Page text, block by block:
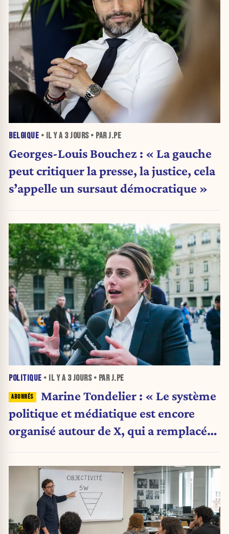
BELGIQUE • IL Y A 3 JOURS• PAR J.PE
Georges-Louis Bouchez : « La gauche
peut critiquer la presse, la justice, cela
s’appelle un sursaut démocratique »
POLITIQUE • IL Y A 3 JOURS• PAR J.PE
Marine Tondelier : « Le système
politique et médiatique est encore
organisé autour de X, qui a remplacé